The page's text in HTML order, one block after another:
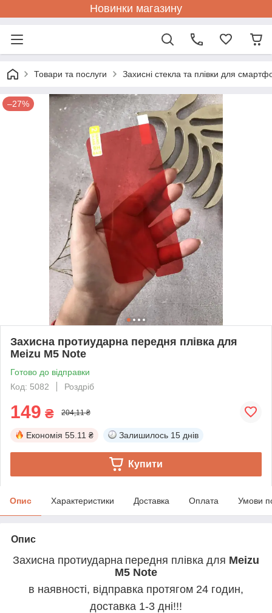
Новинки магазину
Товари та послуги Захисні стекла та плівки для
–27%
Захисна протиударна передня плівка для
Meizu M5 Note
Готово до відправки
Код: 5082
Роздріб
149 ₴ 204,11 ₴
Економія 55.11 ₴ Залишилось 15 днів
Купити
Опис Характеристики Доставка Оплата Умови
Опис
Захисна протиударна передня плівка для Meizu
M5 Note
в наявності, відправка протягом 24 годин,
доставка 1-3 дні!!!